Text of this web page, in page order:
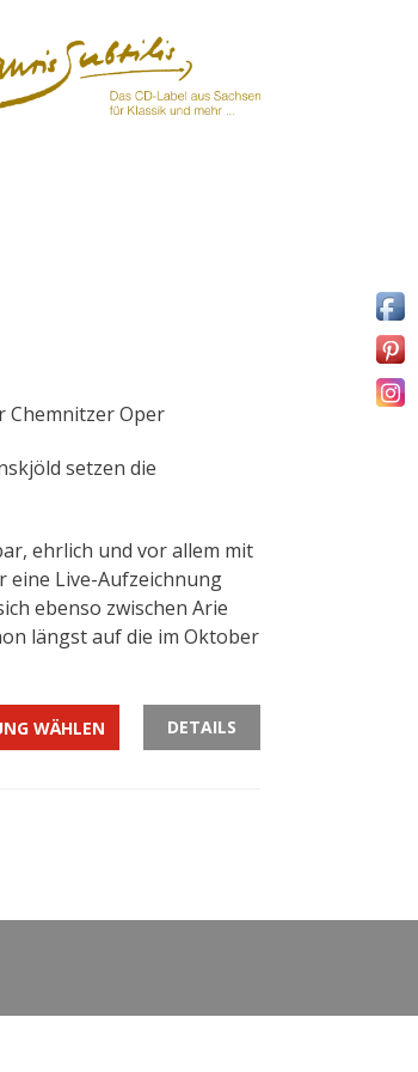
Chemnitzer Oper
setzen die
ehrlich und vor allem mit
eine Live-Aufzeichnung
ebenso zwischen Arie
längst auf die im Oktober
DETAILS
WÄHLEN